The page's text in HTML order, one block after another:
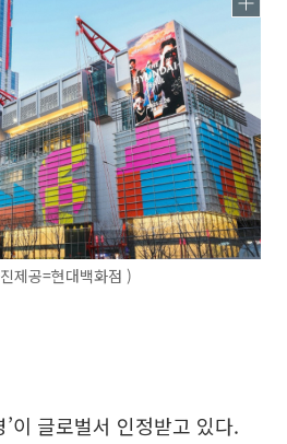
제공=현대백화점 )
이 글로벌서 인정받고 있다.